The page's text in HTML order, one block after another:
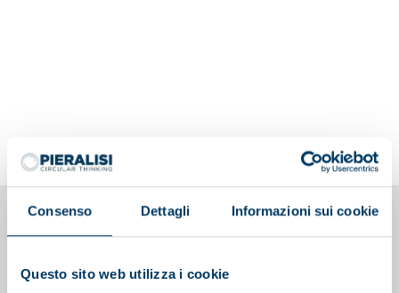
Consenso Dettagli Informazioni sui cookie
Questo sito web utilizza i cookie
You may also be interested in